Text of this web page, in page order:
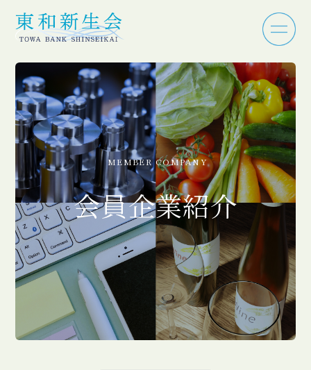
MEMBER COMPANY
会員企業紹介